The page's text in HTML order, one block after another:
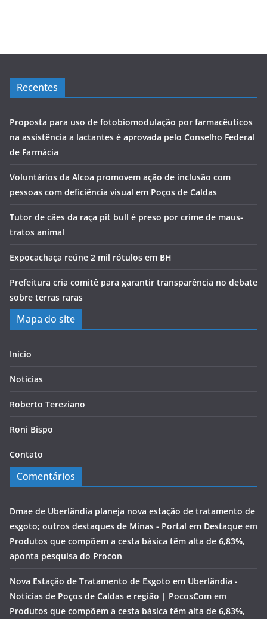
Recentes
Proposta para uso de fotobiomodulação por farmacêuticos
na assistência a lactantes é aprovada pelo Conselho Federal
de Farmácia
Voluntários da Alcoa promovem ação de inclusão com
pessoas com deficiência visual em Poços de Caldas
Tutor de cães da raça pit bull é preso por crime de maus-
tratos animal
Expocachaça reúne 2 mil rótulos em BH
Prefeitura cria comitê para garantir transparência no debate
sobre terras raras
Mapa do site
Início
Notícias
Roberto Tereziano
Roni Bispo
Contato
Comentários
Dmae de Uberlândia planeja nova estação de tratamento de
esgoto; outros destaques de Minas - Portal em Destaque em
Produtos que compõem a cesta básica têm alta de 6,83%,
aponta pesquisa do Procon
Nova Estação de Tratamento de Esgoto em Uberlândia -
Notícias de Poços de Caldas e região | PocosCom em
Produtos que compõem a cesta básica têm alta de 6,83%,